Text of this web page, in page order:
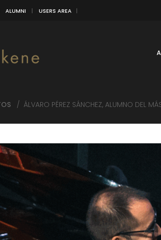
ALUMNI USERS AREA
/ ÁLVARO PÉREZ SÁNCHEZ, ALUMNO DEL